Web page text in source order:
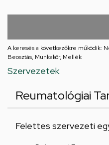
A keresés a következőkre működik:
Beosztás, Munkakör, Mellék
Szervezetek
Reumatológiai
Felettes szervezeti